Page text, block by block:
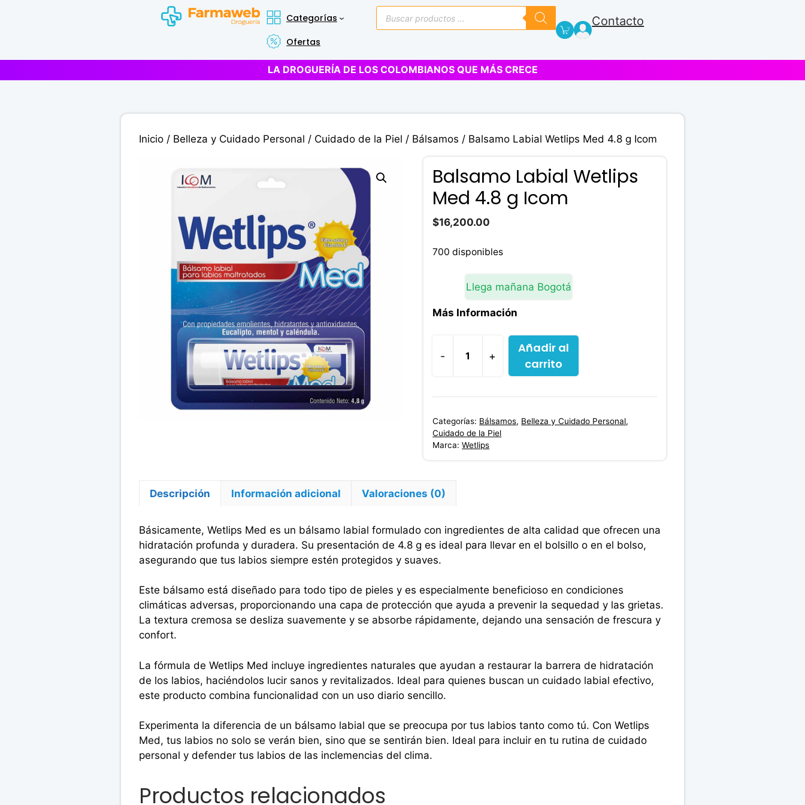
Categorías
Ofertas
Búsqueda
de
productos
Contacto
LA DROGUERÍA DE LOS COLOMBIANOS QUE MÁS CRECE
Inicio/ Belleza y Cuidado Personal / Cuidado de la Piel / Bálsamos / Balsamo Labial Wetlips Med 4.8 g Icom
Balsamo Labial Wetlips
Med 4.8 g Icom
$16,200.00
700 disponibles
Llega mañana Bogotá
Más Información
-
Balsamo
Labial
Wetlips
4.8
g
+
Añadir al
carrito
Categorías: Bálsamos, Belleza y Cuidado Personal,
Cuidado de la Piel
Marca:Wetlips
Descripción Información adicional Valoraciones (0)
Básicamente, Wetlips Med es un bálsamo labial formulado con ingredientes de alta calidad que ofrecen una
hidratación profunda y duradera. Su presentación de 4.8 g es ideal para llevar en el bolsillo o en el bolso,
asegurando que tus labios siempre estén protegidos y suaves.
Este bálsamo está diseñado para todo tipo de pieles y es especialmente beneficioso en condiciones
climáticas adversas, proporcionando una capa de protección que ayuda a prevenir la sequedad y las grietas.
La textura cremosa se desliza suavemente y se absorbe rápidamente, dejando una sensación de frescura y
confort.
La fórmula de Wetlips Med incluye ingredientes naturales que ayudan a restaurar la barrera de hidratación
de los labios, haciéndolos lucir sanos y revitalizados. Ideal para quienes buscan un cuidado labial efectivo,
este producto combina funcionalidad con un uso diario sencillo.
Experimenta la diferencia de un bálsamo labial que se preocupa por tus labios tanto como tú. Con Wetlips
Med, tus labios no solo se verán bien, sino que se sentirán bien. Ideal para incluir en tu rutina de cuidado
personal y defender tus labios de las inclemencias del clima.
Productos relacionados